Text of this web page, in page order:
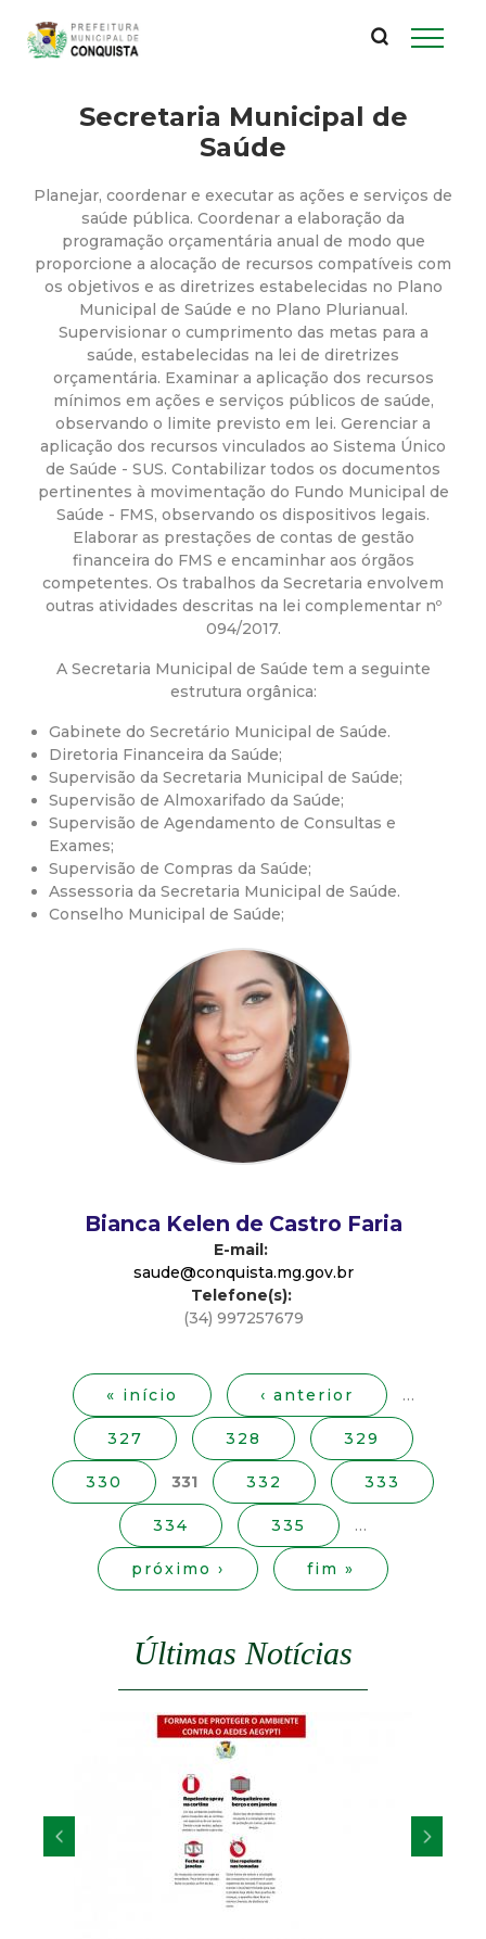
conteúdo
principal
P
f
e
i
t
u
r
a
M
u
n
c
i
p
a
t
Secretaria Municipal de
Saúde
Planejar, coordenar e executar as ações e serviços de
saúde pública. Coordenar a elaboração da
programação orçamentária anual de modo que
proporcione a alocação de recursos compatíveis com
os objetivos e as diretrizes estabelecidas no Plano
Municipal de Saúde e no Plano Plurianual.
Supervisionar o cumprimento das metas para a
saúde, estabelecidas na lei de diretrizes
orçamentária. Examinar a aplicação dos recursos
mínimos em ações e serviços públicos de saúde,
observando o limite previsto em lei. Gerenciar a
aplicação dos recursos vinculados ao Sistema Único
de Saúde - SUS. Contabilizar todos os documentos
pertinentes à movimentação do Fundo Municipal de
Saúde - FMS, observando os dispositivos legais.
Elaborar as prestações de contas de gestão
financeira do FMS e encaminhar aos órgãos
competentes. Os trabalhos da Secretaria envolvem
outras atividades descritas na lei complementar nº
094/2017.
A Secretaria Municipal de Saúde tem a seguinte
estrutura orgânica:
Gabinete do Secretário Municipal de Saúde.
Diretoria Financeira da Saúde;
Supervisão da Secretaria Municipal de Saúde;
Supervisão de Almoxarifado da Saúde;
Supervisão de Agendamento de Consultas e
Exames;
Supervisão de Compras da Saúde;
Assessoria da Secretaria Municipal de Saúde.
Conselho Municipal de Saúde;
Bianca Kelen de Castro Faria
E-mail:
saude@conquista.mg.gov.br
Telefone(s):
(34) 997257679
« início ‹ anterior …
327 328 329
330 331 332 333
334 335 …
próximo › fim »
Últimas Notícias